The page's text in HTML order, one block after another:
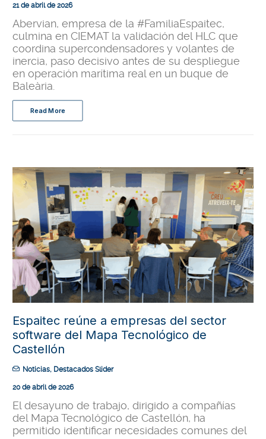
21 de abril de 2026
Abervian, empresa de la #FamiliaEspaitec,
culmina en CIEMAT la validación del HLC que
coordina supercondensadores y volantes de
inercia, paso decisivo antes de su despliegue
en operación marítima real en un buque de
Baleària.
Read More
Espaitec reúne a empresas del sector
software del Mapa Tecnológico de
Castellón
Noticias, Destacados Slider
20 de abril de 2026
El desayuno de trabajo, dirigido a compañías
del Mapa Tecnológico de Castellón, ha
permitido identificar necesidades comunes del